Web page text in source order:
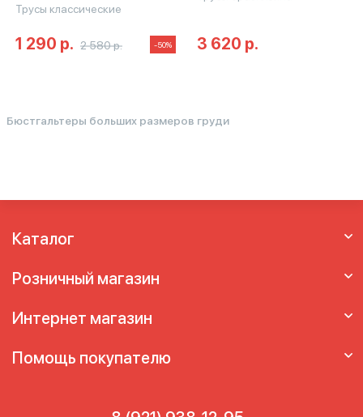
Трусы классические
1 290 р. 2 580 р. -50% 3 620 р.
Бюстгальтеры больших размеров груди
Каталог
Розничный магазин
Интернет магазин
Помощь покупателю